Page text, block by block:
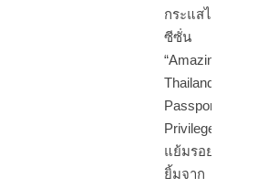
กระแสไฮ
ซีซั่น
“Amazing
Thailand
Passport
Privileges”
แย้มรอย
ยิ้มจาก